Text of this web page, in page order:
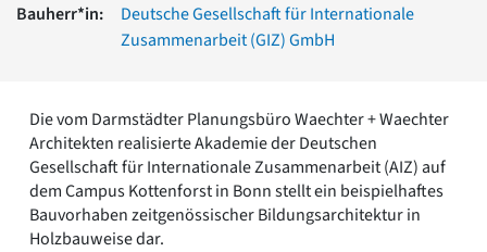
Suchbegriff eingeben
Bauherr*in:
Deutsche Gesellschaft für Interna­tionale
Zusammenarbeit (GIZ) GmbH
Die vom Darmstädter Planungsbüro Waechter + Waechter
Architekten realisierte Akademie der Deutschen
Gesellschaft für Internationale Zusammenarbeit (AIZ) auf
dem Campus Kottenforst in Bonn stellt ein beispielhaftes
Bauvorhaben zeitgenössischer Bildungsarchitektur in
Holzbauweise dar.